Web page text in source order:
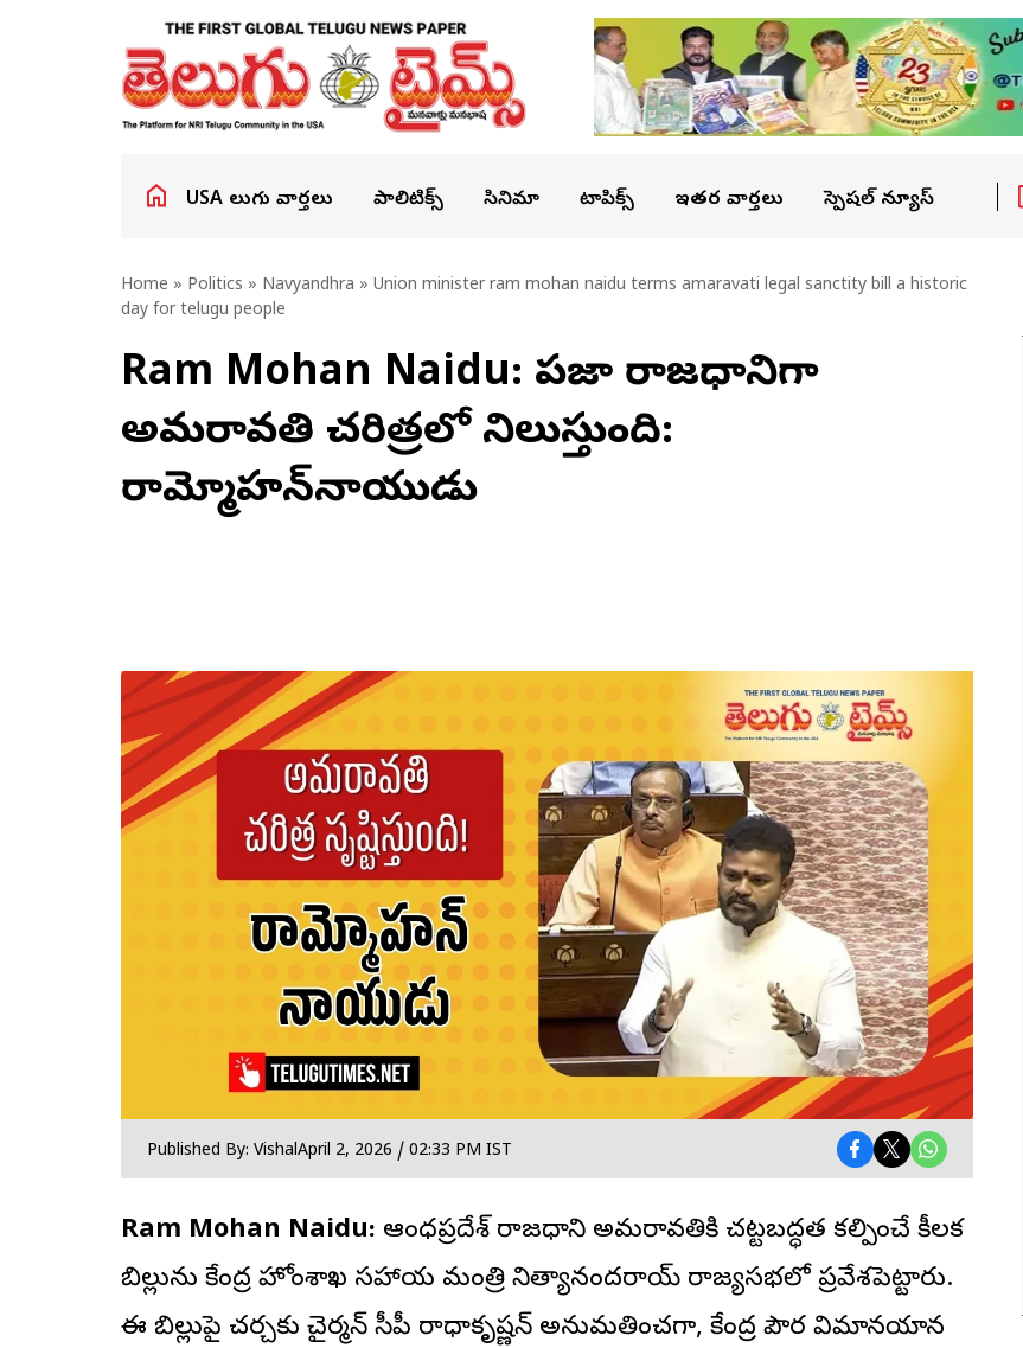
USA తెలుగు వార్తలు పాలిటిక్స్ సినిమా టాపిక్స్ ఇతర వార్తలు స్పెషల్ న్యూస్
Home » Politics » Navyandhra » Union minister ram mohan naidu terms amaravati legal sanctity bill a historic
day for telugu people
Ram Mohan Naidu: ప్రజా రాజధానిగా
అమరావతి చరిత్రలో నిలుస్తుంది:
రామ్మోహన్‌నాయుడు
Published By: VishalApril 2, 2026 / 02:33 PM IST
Ram Mohan Naidu: ఆంధ్రప్రదేశ్ రాజధాని అమరావతికి చట్టబద్ధత కల్పించే కీలక
బిల్లును కేంద్ర హోంశాఖ సహాయ మంత్రి నిత్యానందరాయ్ రాజ్యసభలో ప్రవేశపెట్టారు.
ఈ బిల్లుపై చర్చకు చైర్మన్ సీపీ రాధాకృష్ణన్ అనుమతించగా, కేంద్ర పౌర విమానయాన